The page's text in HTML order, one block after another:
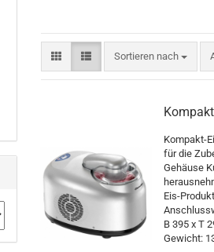
Sortieren nach
Sortieren nach
Kompakt-
für die
Gehäuse
Eis-
B 395 x T
Gewicht: